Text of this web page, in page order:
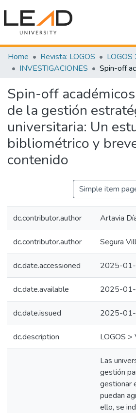
Communities & Collections
All of DSpace
Statistics
Home Revista: LOGOS
INVESTIGACIONES
Spin-off
de la gestión
universitaria: Un
bibliométrico y
contenido
Simple item
dc.contributor.author Artavia
dc.contributor.author Segura
dc.date.accessioned 2025-
dc.date.available 2025-
dc.date.issued 2025-
dc.description LOGOS >
Las
gestión
gestionar
puedan
ello, se